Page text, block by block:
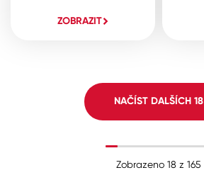
ZOBRAZIT
NAČÍST DALŠÍCH 18
Zobrazeno 18 z 165